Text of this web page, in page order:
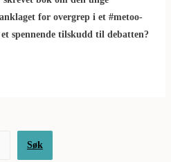
for overgrep i et #metoo-
spennende tilskudd til debatten?
Søk